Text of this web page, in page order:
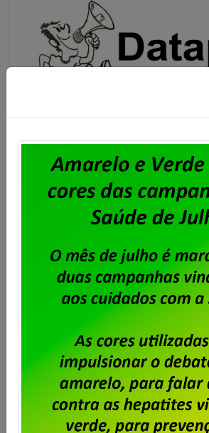
Dataprev –
realização da 2ª mesa
dia 2/5
Imprensaem20/04/
Nesta terça-feira (19), a Fenadados
ofício para a Dataprev solicitando
Mesa de Negociação da
2016/2017 no próximo dia 2/5. A
confirmação da empresa para
coordenação de campanha e aos
filiados. Fonte: Fenadados
Saiba mais